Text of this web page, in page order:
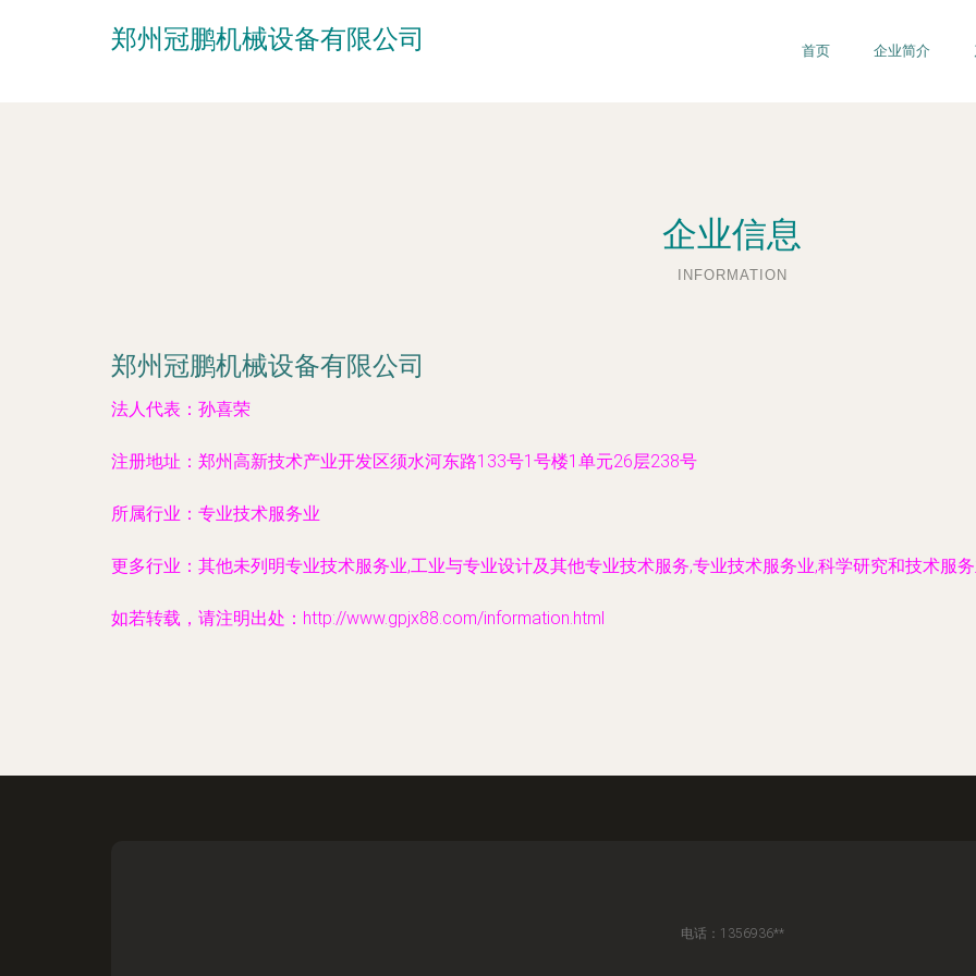
郑州冠鹏机械设备有限公司 首页 企业简介
企业信息
INFORMATION
郑州冠鹏机械设备有限公司
法人代表： 孙喜荣
注册地址： 郑州高新技术产业开发区须水河东路133号1号楼1单元26层238号
所属行业： 专业技术服务业
更多行业： 其他未列明专业技术服务业,工业与专业设计及其他专业技术服务,专业技术服务业,科学研究和技术服
如若转载，请注明出处：http://www.gpjx88.com/information.html
电话：1356936**